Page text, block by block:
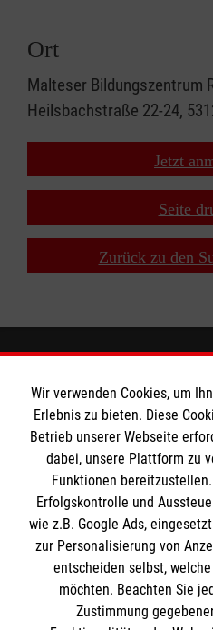
Ort
Malteser Bildungszentrum
Heilsbachstraße 22-24,
Jetzt
Seite
Zurück zu den
Wir Malteser
Spenden und Helfen
Angebote und Leistungen
Unsere Kurse
Mitarbeiten
Wir Malteser
Informationen
Downloads
Impressum
Datenschutz
Malteser online
Wir verwenden Cookies, um
Erlebnis zu bieten. Diese
Betrieb unserer Webseite
dabei, unsere Plattform zu
Funktionen
Erfolgskontrolle und
wie z.B. Google Ads,
zur Personalisierung von
entscheiden selbst,
möchten. Beachten Sie
Zustimmung